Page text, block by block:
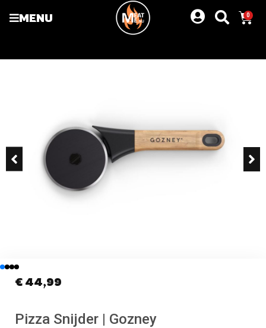
MENU 0
€ 44,99
Pizza Snijder | Gozney